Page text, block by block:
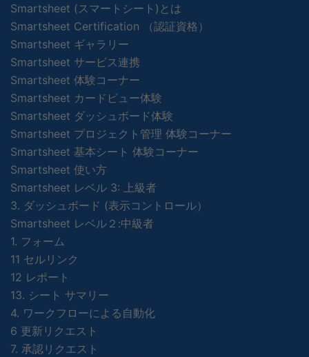
Smartsheet (スマートシート)とは
Smartsheet Certification （認証資格）
Smartsheet ギャラリー
Smartsheet サービス連携
Smartsheet 体験コーナー
Smartsheet カードビュー体験
Smartsheet ダッシュボード体験
Smartsheet プロジェクト管理 体験コーナー
Smartsheet 基本シート 体験コーナー
Smartsheet 使い方
Smartsheet レベル 3: 上級者
3. ダッシュボード (表示コントロール）
Smartsheet レベル２:中級者
1. フォーム
11 セルリンク
12 レポート
13. シート サマリー
4. ワークフローによる自動化
6 更新リクエスト
7. 承認リクエスト